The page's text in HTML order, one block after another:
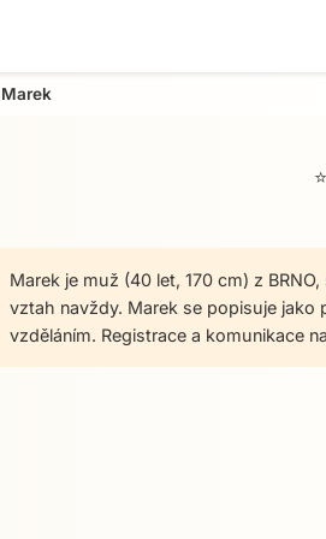
Marek
Marek je muž (40 let, 170 cm) z
vztah navždy. Marek se popisuje
vzděláním. Registrace a komunikace